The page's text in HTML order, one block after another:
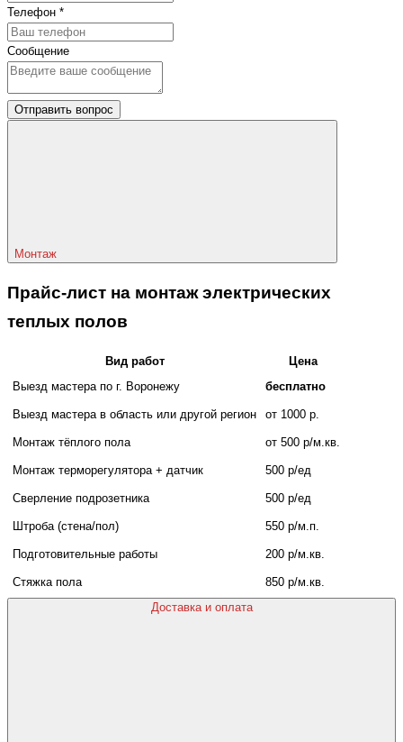
Телефон *
Сообщение
Отправить вопрос
Монтаж
Прайс-лист на монтаж электрических
теплых полов
Вид работ
Цена
Выезд мастера по г. Воронежу
бесплатно
Выезд мастера в область или другой регион от 1000 р.
Монтаж тёплого пола от 500 р/м.кв.
Монтаж терморегулятора + датчик 500 р/ед
Сверление подрозетника 500 р/ед
Штроба (стена/пол) 550 р/м.п.
Подготовительные работы 200 р/м.кв.
Стяжка пола 850 р/м.кв.
Доставка и оплата